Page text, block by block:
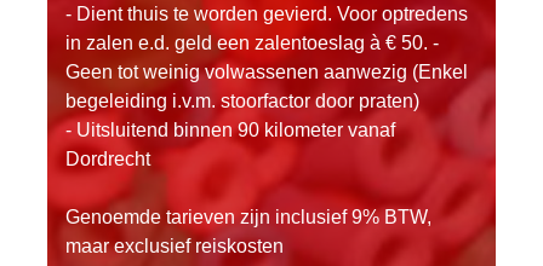
- Dient thuis te worden gevierd. Voor optredens
in zalen e.d. geld een zalentoeslag à € 50. -
Geen tot weinig volwassenen aanwezig (Enkel
begeleiding i.v.m. stoorfactor door praten)
- Uitsluitend binnen 90 kilometer vanaf
Dordrecht
Genoemde tarieven zijn inclusief 9% BTW,
maar exclusief reiskosten